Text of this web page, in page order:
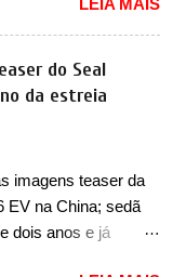
ventilador HVAC
e ar-condicionado).
que “foi
de uma
do Módulo
requerendo a
do modulo de...
que aparece com
uma nova opção de
compacta receber o
no ano passado, a
conhecido
mutável com
a concorrência
e agora ela
do Seal
da estreia
imagens teaser da
EV na China; sedã
dois anos e já